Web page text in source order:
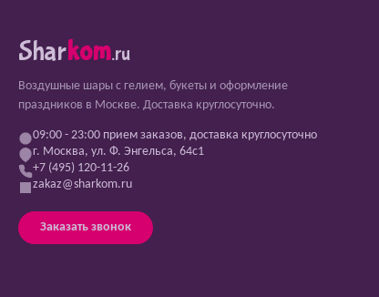
Sharkom.ru
Воздушные шары с гелием, букеты и оформление
праздников в Москве. Доставка круглосуточно.
09:00 - 23:00 прием заказов, доставка круглосуточно
г. Москва, ул. Ф. Энгельса, 64с1
+7 (495) 120-11-26
zakaz@sharkom.ru
Заказать звонок